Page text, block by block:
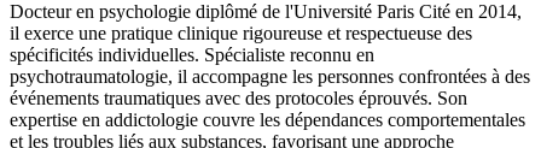
Docteur en psychologie diplômé de l'Université Paris Cité en 2014,
il exerce une pratique clinique rigoureuse et respectueuse des
spécificités individuelles. Spécialiste reconnu en
psychotraumatologie, il accompagne les personnes confrontées à des
événements traumatiques avec des protocoles éprouvés. Son
expertise en addictologie couvre les dépendances comportementales
et les troubles liés aux substances, favorisant une approche